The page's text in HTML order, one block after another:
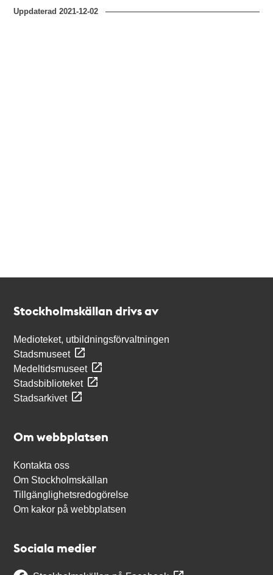
Uppdaterad2021-12-02
Stockholmskällan drivs av
Medioteket, utbildningsförvaltningen
Stadsmuseet
Medeltidsmuseet
Stadsbiblioteket
Stadsarkivet
Om webbplatsen
Kontakta oss
Om Stockholmskällan
Tillgänglighetsredogörelse
Om kakor på webbplatsen
Sociala medier